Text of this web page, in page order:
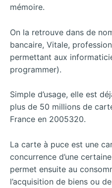
mémoire.
On la retrouve dans de
bancaire, Vitale,
permettant aux
programmer).
Simple d’usage, elle est
plus de 50 millions de
France en 2005320.
La carte à puce est une
concurrence d’une
permet ensuite au
l’acquisition de biens ou